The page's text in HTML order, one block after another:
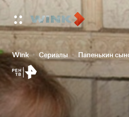
Wink Сериалы Папенькин